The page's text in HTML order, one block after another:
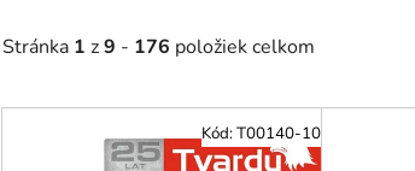
Stránka 1 z9 - 176 položiek celkom
V Kód:T00140-10